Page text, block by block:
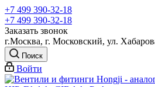
+7 499 390-32-18
+7 499 390-32-18
Заказать звонок
г.Москва, г. Московский, ул.
Поиск
Войти